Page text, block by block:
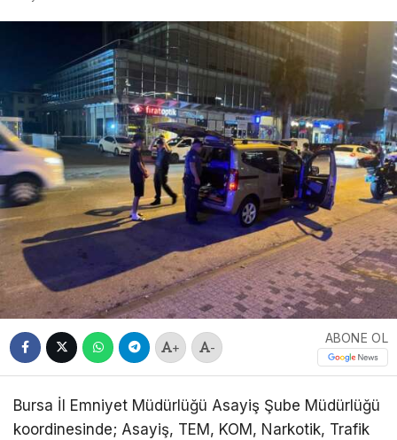
+ -
ABONE OL
Bursa İl Emniyet Müdürlüğü Asayiş Şube Müdürlüğü
koordinesinde; Asayiş, TEM, KOM, Narkotik, Trafik